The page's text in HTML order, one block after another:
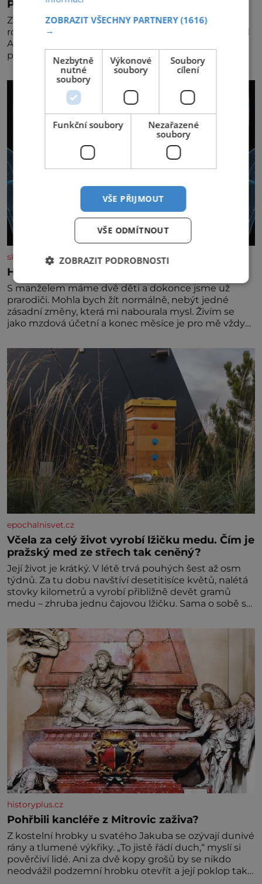
Pravá irská káva
Za jejího tvůrce je považován Joe Sharidan, když v
roce 1943 u letiště irského města Foynes obsluhoval
Američany, kteří kvůli špatnému počasí nemohli
pokračovat v cestě. Povzbudil je tehdy kávou,
skutecnepribehy.cz
Hlas mě varuje před nebezpečím
S manželem máme dvě děti a dokonce jsme už
prarodiči. Mohla bych žít normálně, nebýt jedné
zásadní změny, která mi nabourala mysl. Živím se
jako mzdová účetní a konec měsíce je pro mě vždy
máme vnoučata, mi dcera čím dál častěji volá o
pomoc, co se hlídání týče. Dalo by se
epochalnisvet.cz
Včela za celý život vyrobí lžičku medu. Čím je
pražský med ze střech tak ceněný?
Její život je krátký. V létě trvá pouhých šest až osm
týdnů. Za tu dobu navštíví desetitisíce květů, nalétá
stovky kilometrů a vyrobí přibližně devět gramů
medu – zhruba jednu čajovou lžičku. Sama o sobě se
dalšími desítkami tisíc příslušnic svého včelstva,
vznikne jeden z nejdokonalejších organismů
historyplus.cz
Pohřbili kancléře z Mitrovic zaživa?
Z kostelní hrobky u svatého Jakuba se ozývají dunivé
rány a tlumené výkřiky. „To jistě řádí duch,“ myslí si
pověrčiví lidé. Ani za dvě kopy grošů by se nikdo
neodvážil podzemní hrobku otevřít a její poklop tak
ZOBRAZIT VŠECHNY PARTNERY(1616)
→
Nezbytně
nutné
soubory
Výkonové
soubory
Soubory
cílení
Funkční soubory
Nezařazené
soubory
VŠE PŘIJMOUT
VŠE ODMÍTNOUT
ZOBRAZIT PODROBNOSTI